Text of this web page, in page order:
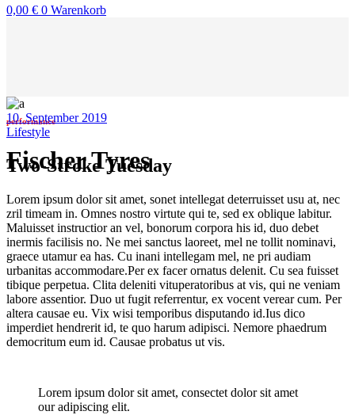
0,00 € 0 Warenkorb
performance
Fischer Tyres
10. September 2019
Lifestyle
Two-Stroke Tuesday
Lorem ipsum dolor sit amet, sonet intellegat deterruisset usu at, nec
zril timeam in. Omnes nostro virtute qui te, sed ex oblique labitur.
Maluisset instructior an vel, bonorum corpora his id, duo debet
inermis facilisis no. Ne mei sanctus laoreet, mel ne tollit nominavi,
graece utamur ea has. Cu inani intellegam mel, ne pri audiam
urbanitas accommodare.Per ex facer ornatus delenit. Cu sea fuisset
tibique perpetua. Clita deleniti vituperatoribus at vis, qui ne veniam
labore assentior. Duo ut fugit referrentur, ex vocent verear cum. Per
altera causae eu. Vix wisi temporibus disputando id.Ius dico
imperdiet hendrerit id, te quo harum adipisci. Nemore phaedrum
democritum eum id. Causae probatus ut vis.
Lorem ipsum dolor sit amet, consectet dolor sit amet
our adipiscing elit.